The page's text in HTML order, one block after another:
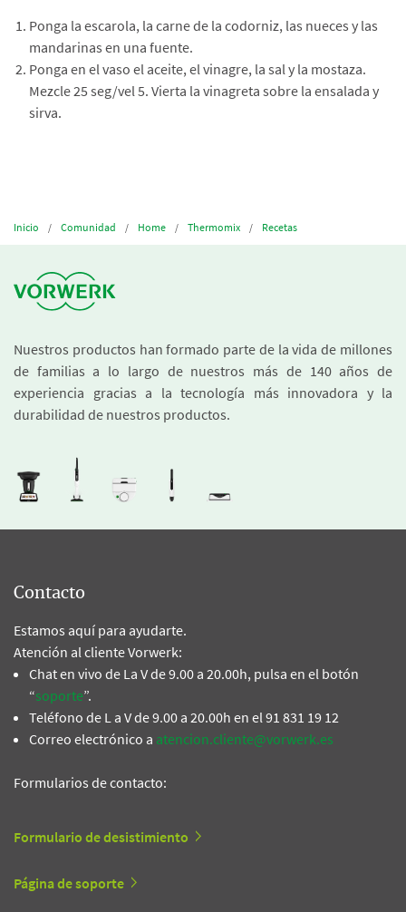
Ponga la escarola, la carne de la codorniz, las nueces y las
mandarinas en una fuente.
Ponga en el vaso el aceite, el vinagre, la sal y la mostaza.
Mezcle 25 seg/vel 5. Vierta la vinagreta sobre la ensalada y
sirva.
Inicio Comunidad Home Thermomix Recetas
Nuestros productos han formado parte de la vida de millones
de familias a lo largo de nuestros más de 140 años de
experiencia gracias a la tecnología más innovadora y la
durabilidad de nuestros productos.
Contacto
Estamos aquí para ayudarte.
Atención al cliente Vorwerk:
Chat en vivo de La V de 9.00 a 20.00h, pulsa en el botón
“soporte”.
Teléfono de L a V de 9.00 a 20.00h en el 91 831 19 12
Correo electrónico a atencion.cliente@vorwerk.es
Formularios de contacto:
Formulario de desistimiento
Página de soporte